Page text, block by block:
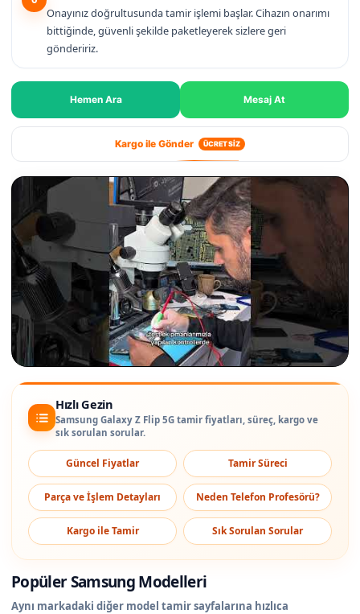
Onayınız doğrultusunda tamir işlemi başlar. Cihazın onarımı
bittiğinde, güvenli şekilde paketleyerek sizlere geri
göndeririz.
Hemen Ara Mesaj At
Kargo ile Gönder ÜCRETSİZ
Hızlı Gezin
Samsung Galaxy Z Flip 5G tamir fiyatları, süreç, kargo ve
sık sorulan sorular.
Güncel Fiyatlar Tamir Süreci
Parça ve İşlem Detayları Neden Telefon Profesörü?
Kargo ile Tamir Sık Sorulan Sorular
Popüler Samsung Modelleri
Aynı markadaki diğer model tamir sayfalarına hızlıca